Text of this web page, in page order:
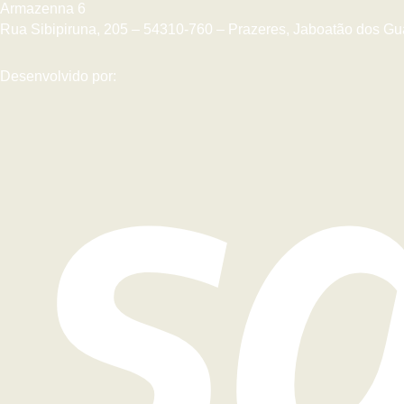
Armazenna 6
Rua Sibipiruna, 205 – 54310-760 – Prazeres, Jaboatão dos
Desenvolvido por: